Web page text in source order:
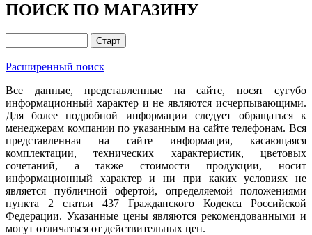
ПОИСК ПО МАГАЗИНУ
Расширенный поиск
Все данные, представленные на сайте, носят сугубо
информационный характер и не являются исчерпывающими.
Для более подробной информации следует обращаться к
менеджерам компании по указанным на сайте телефонам. Вся
представленная на сайте информация, касающаяся
комплектации, технических характеристик, цветовых
сочетаний, а также стоимости продукции, носит
информационный характер и ни при каких условиях не
является публичной офертой, определяемой положениями
пункта 2 статьи 437 Гражданского Кодекса Российской
Федерации. Указанные цены являются рекомендованными и
могут отличаться от действительных цен.